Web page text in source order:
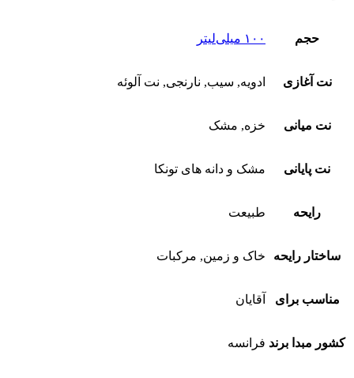
حجم ۱۰۰ میلی‌لیتر
نت آغازی ادویه, سیب, نارنجی, نت آلوئه
نت میانی خزه, مشک
نت پایانی مشک و دانه های تونکا
رایحه طبیعت
ساختار رایحه خاک و زمین, مرکبات
مناسب برای آقایان
کشور مبدا برند فرانسه